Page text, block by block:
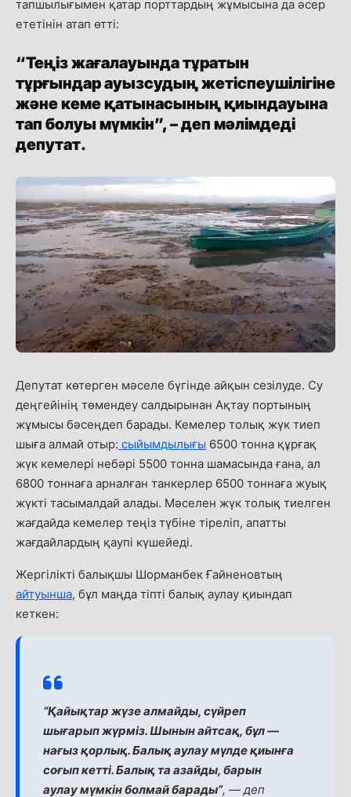
тапшылығымен қатар порттардың жұмысына да әсер
ететінін атап өтті:
“Теңіз жағалауында тұратын
тұрғындар ауызсудың жетіспеушілігіне
және кеме қатынасының қиындауына
тап болуы мүмкін”, – деп мәлімдеді
депутат.
Депутат көтерген мәселе бүгінде айқын сезілуде. Су
деңгейінің төмендеу салдырынан Ақтау портының
жұмысы бәсеңдеп барады. Кемелер толық жүк тиеп
шыға алмай отыр: сыйымдылығы 6500 тонна құрғақ
жүк кемелері небәрі 5500 тонна шамасында ғана, ал
6800 тоннаға арналған танкерлер 6500 тоннаға жуық
жүкті тасымалдай алады. Мәселен жүк толық тиелген
жағдайда кемелер теңіз түбіне тіреліп, апатты
жағдайлардың қаупі күшейеді.
Жергілікті балықшы Шорманбек Ғайненовтың
айтуынша, бұл маңда тіпті балық аулау қиындап
кеткен:
“Қайықтар жүзе алмайды, сүйреп
шығарып жүрміз. Шынын айтсақ, бұл —
нағыз қорлық. Балық аулау мүлде қиынға
соғып кетті. Балық та азайды, барын
аулау мүмкін болмай барады”, — деп